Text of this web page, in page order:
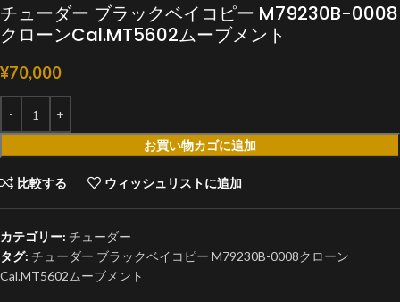
チューダー ブラックベイコピー M79230B-0008
クローンCal.MT5602ムーブメント
¥70,000
お買い物カゴに追加
比較する ウィッシュリストに追加
カテゴリー: チューダー
タグ: チューダー ブラックベイコピー M79230B-0008クローン
Cal.MT5602ムーブメント